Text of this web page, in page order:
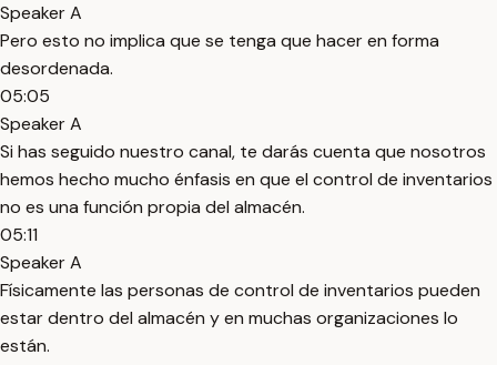
Speaker A
Pero esto no implica que se tenga que hacer en forma
desordenada.
05:05
Speaker A
Si has seguido nuestro canal, te darás cuenta que nosotros
hemos hecho mucho énfasis en que el control de inventarios
no es una función propia del almacén.
05:11
Speaker A
Físicamente las personas de control de inventarios pueden
estar dentro del almacén y en muchas organizaciones lo
están.